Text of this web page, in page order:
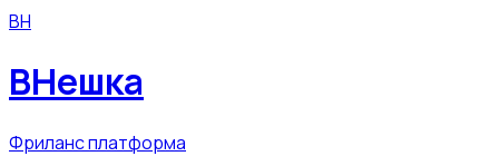
ВН
ВНешка
Фриланс платформа